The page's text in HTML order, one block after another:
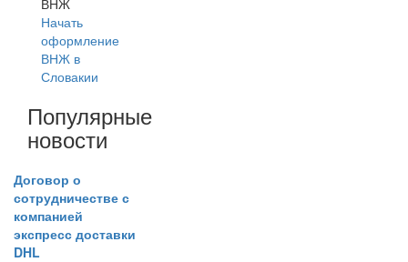
ВНЖ
Начать
оформление
ВНЖ в
Словакии
Популярные
новости
Договор о
сотрудничестве с
компанией
экспресс доставки
DHL